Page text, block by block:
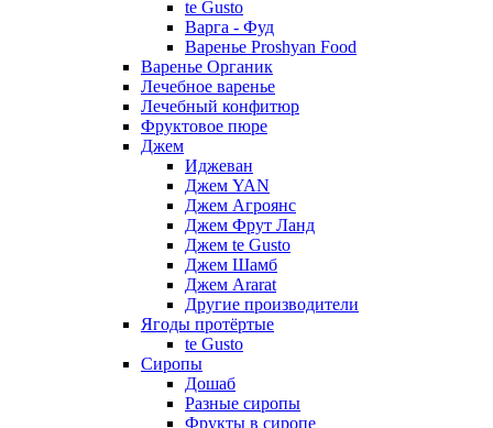
te Gusto
Варга - Фуд
Варенье Proshyan Food
Варенье Органик
Лечебное варенье
Лечебный конфитюр
Фруктовое пюре
Джем
Иджеван
Джем YAN
Джем Агроянс
Джем Фрут Ланд
Джем te Gusto
Джем Шамб
Джем Ararat
Другие производители
Ягоды протёртые
te Gusto
Сиропы
Дошаб
Разные сиропы
Фрукты в сиропе